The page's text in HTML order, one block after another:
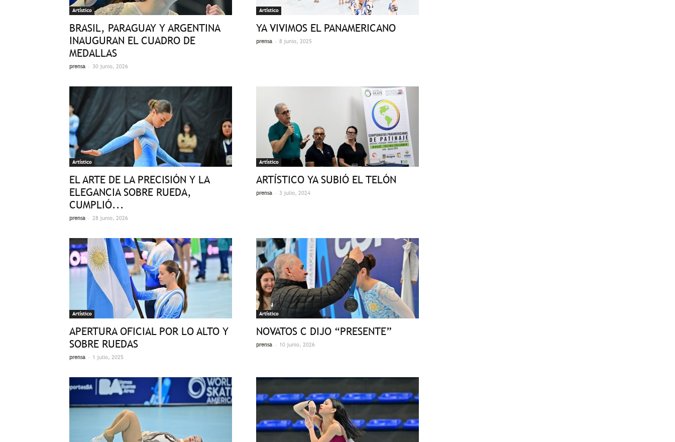
Artístico
BRASIL, PARAGUAY Y ARGENTINA
INAUGURAN EL CUADRO DE
MEDALLAS
prensa - 30 junio, 2026
Artístico
YA VIVIMOS EL PANAMERICANO
prensa - 8 junio, 2025
Artístico
EL ARTE DE LA PRECISIÓN Y LA
ELEGANCIA SOBRE RUEDA,
CUMPLIÓ...
prensa - 28 junio, 2026
Artístico
ARTÍSTICO YA SUBIÓ EL TELÓN
prensa - 3 julio, 2024
Artístico
APERTURA OFICIAL POR LO ALTO Y
SOBRE RUEDAS
prensa - 1 julio, 2025
Artístico
NOVATOS C DIJO “PRESENTE”
prensa - 10 junio, 2026